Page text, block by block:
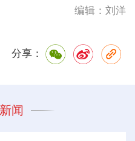
编辑：刘洋
分享：
闻